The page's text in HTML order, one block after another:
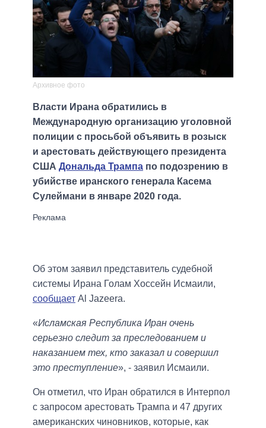
Архивное фото
Власти Ирана обратились в
Международную организацию уголовной
полиции с просьбой объявить в розыск
и арестовать действующего президента
США Дональда Трампа по подозрению в
убийстве иранского генерала Касема
Сулеймани в январе 2020 года.
Об этом заявил представитель судебной
системы Ирана Голам Хоссейн Исмаили,
сообщает Al Jazeera.
«Исламская Республика Иран очень
серьезно следит за преследованием и
наказанием тех, кто заказал и совершил
это преступление», - заявил Исмаили.
Он отметил, что Иран обратился в Интерпол
с запросом арестовать Трампа и 47 других
американских чиновников, которые, как